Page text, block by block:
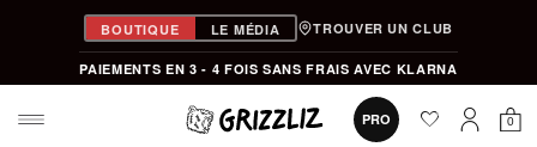
BOUTIQUE LE MÉDIA TROUVER UN CLUB
PAIEMENTS EN 3 - 4 FOIS SANS FRAIS AVEC KLARNA
PRO favorite0
0